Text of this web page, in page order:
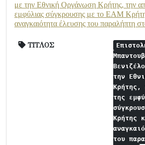
με την Εθνική Οργάνωση Κρήτης, την
εμφύλιας σύγκρουσης με το ΕΑΜ
αναγκαιότητα έλευσης του παραλήπτη
ΤΙΤΛΟΣ
την
Κρήτης,
της
Κρήτης
του